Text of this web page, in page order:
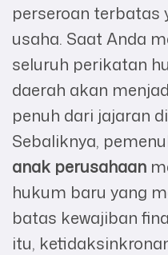
perseroan terbatas
usaha. Saat Anda
seluruh perikatan
daerah akan
penuh dari jajaran
Sebaliknya,
anak perusahaan
hukum baru yang
batas kewajiban
itu,